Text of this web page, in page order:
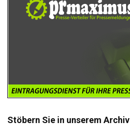
Stöbern Sie in unserem Archiv